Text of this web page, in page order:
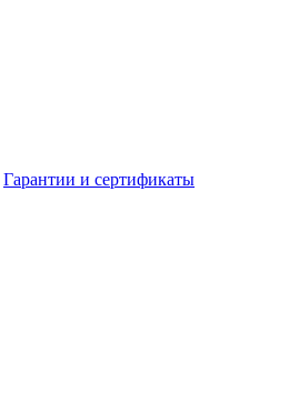
Гарантии и сертификаты